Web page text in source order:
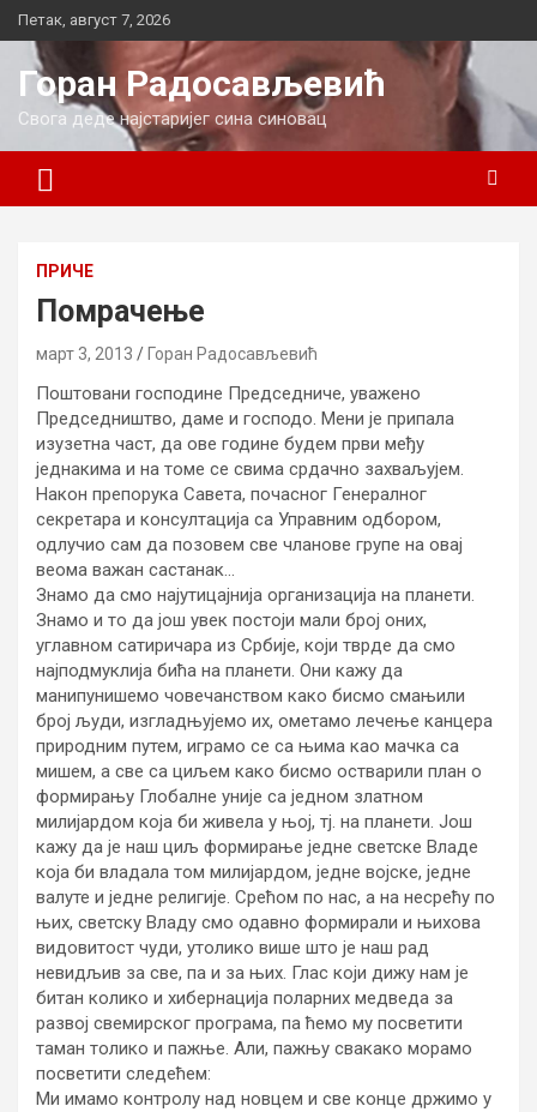
Skip
to
content
Петак, август 7, 2026
Горан Радосављевић
Свога деде најстаријег сина синовац
ПРИЧЕ
Помрачење
март 3, 2013 Горан Радосављевић
Поштовани господине Председниче, уважено
Председништво, даме и господо. Мени је припала
изузетна част, да ове године будем први међу
једнакима и на томе се свима срдачно захваљујем.
Након препорука Савета, почасног Генералног
секретара и консултација са Управним одбором,
одлучио сам да позовем све чланове групе на овај
веома важан састанак…
Знамо да смо најутицајнија организација на планети.
Знамо и то да још увек постоји мали број оних,
углавном сатиричара из Србије, који тврде да смо
најподмуклија бића на планети. Они кажу да
манипунишемо човечанством како бисмо смањили
број људи, изгладњујемо их, ометамо лечење канцера
природним путем, играмо се са њима као мачка са
мишем, а све са циљем како бисмо остварили план о
формирању Глобалне уније са једном златном
милијардом која би живела у њој, тј. на планети. Још
кажу да је наш циљ формирање једне светске Владе
која би владала том милијардом, једне војске, једне
валуте и једне религије. Срећом по нас, а на несрећу по
њих, светску Владу смо одавно формирали и њихова
видовитост чуди, утолико више што је наш рад
невидљив за све, па и за њих. Глас који дижу нам је
битан колико и хибернација поларних медведа за
развој свемирског програма, па ћемо му посветити
таман толико и пажње. Али, пажњу свакако морамо
посветити следећем:
Ми имамо контролу над новцем и све конце држимо у